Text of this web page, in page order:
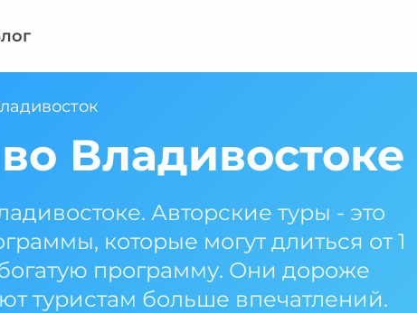
Владивостоке
Авторские туры - это
которые могут длиться от 1
программу. Они дороже
туристам больше впечатлений.